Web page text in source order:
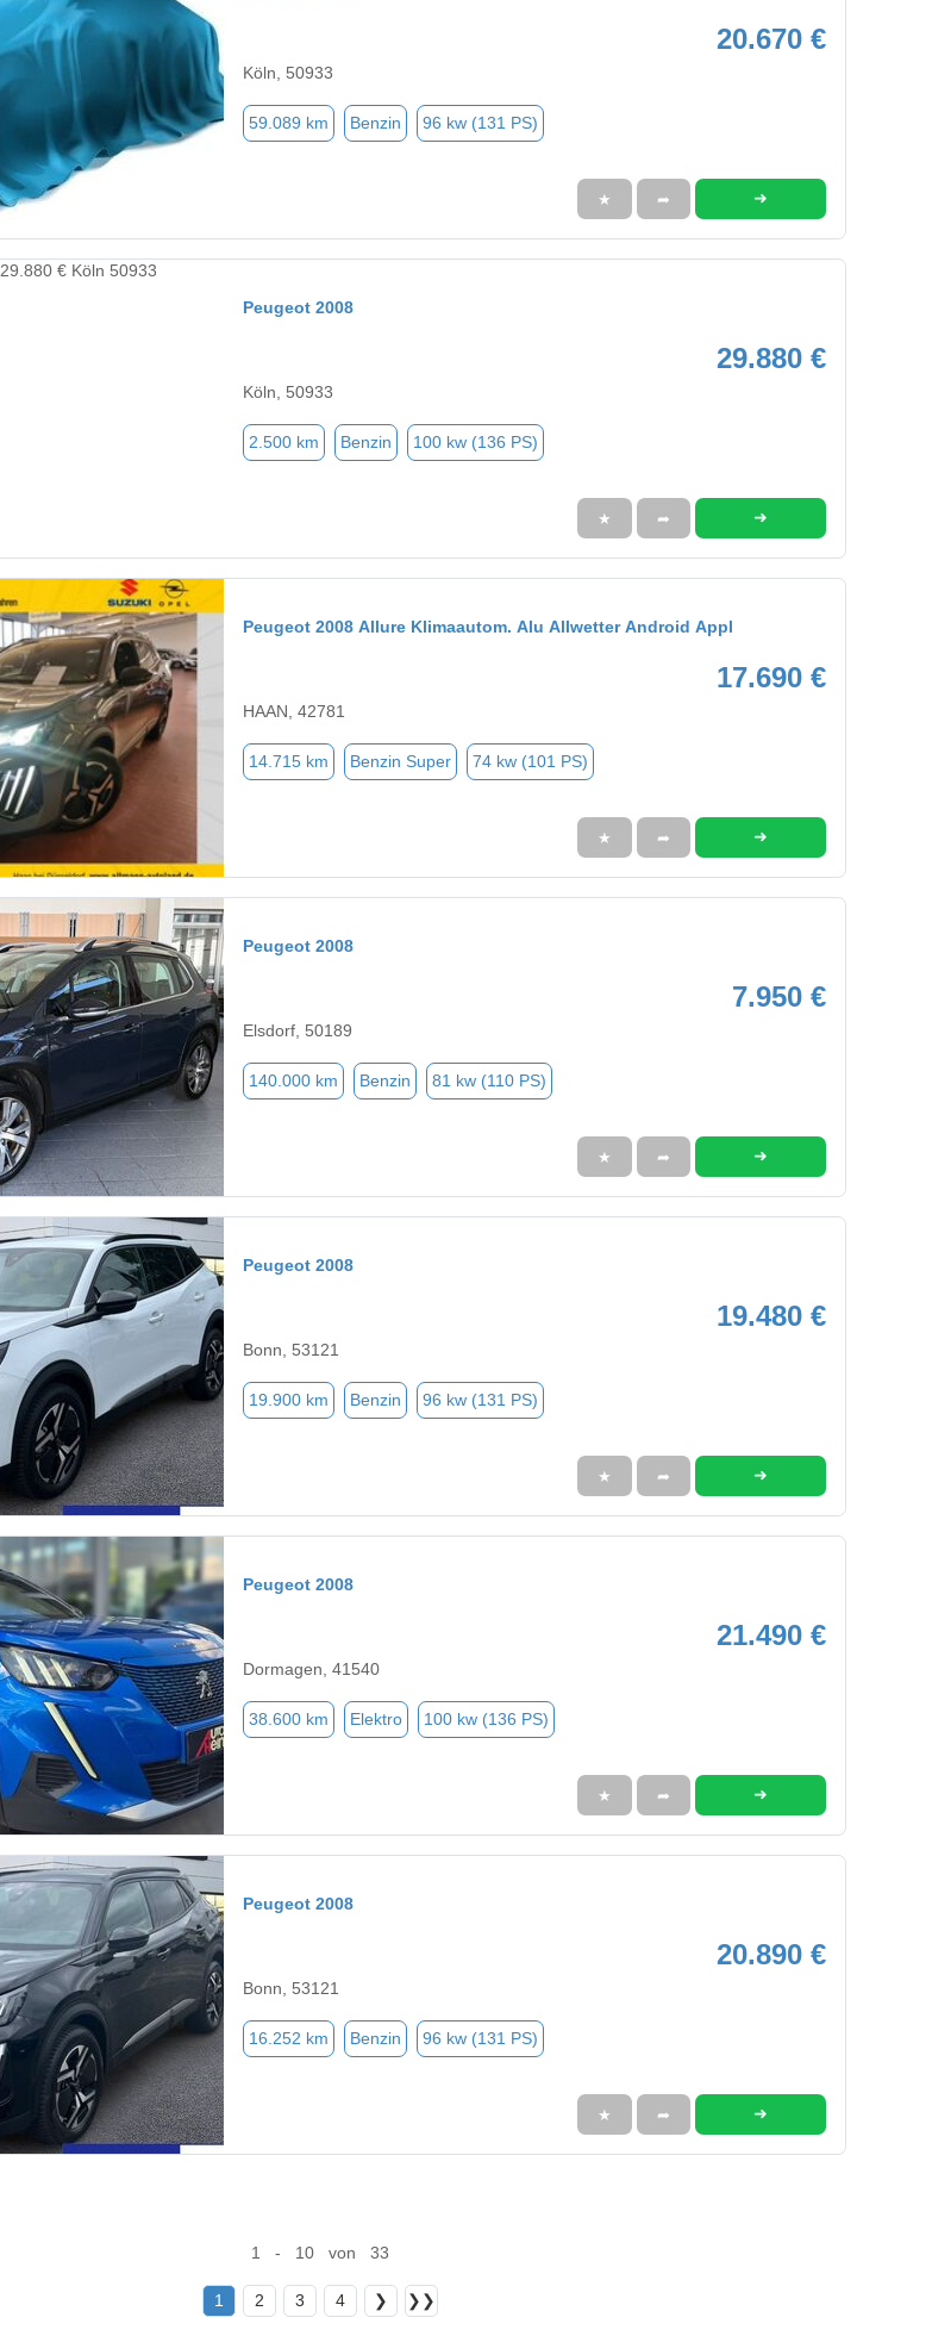
20.670 €
Köln, 50933
59.089 km Benzin 96 kw (131 PS)
★ ➦ ➜
Peugeot 2008
29.880 €
Köln, 50933
2.500 km Benzin 100 kw (136 PS)
★ ➦ ➜
Peugeot 2008 Allure Klimaautom. Alu Allwetter Android Appl
17.690 €
HAAN, 42781
14.715 km Benzin Super 74 kw (101 PS)
★ ➦ ➜
Peugeot 2008
7.950 €
Elsdorf, 50189
140.000 km Benzin 81 kw (110 PS)
★ ➦ ➜
Peugeot 2008
19.480 €
Bonn, 53121
19.900 km Benzin 96 kw (131 PS)
★ ➦ ➜
Peugeot 2008
21.490 €
Dormagen, 41540
38.600 km Elektro 100 kw (136 PS)
★ ➦ ➜
Peugeot 2008
20.890 €
Bonn, 53121
16.252 km Benzin 96 kw (131 PS)
★ ➦ ➜
1 - 10 von 33
1 2 3 4 ❯ ❯❯